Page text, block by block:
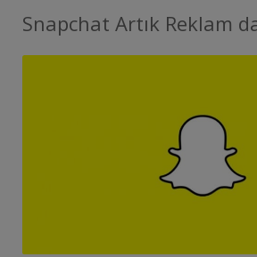
Snapchat Artık Reklam